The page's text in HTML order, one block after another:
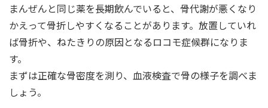
まんぜんと同じ薬を長期飲んでいると、骨代謝が悪くなり
かえって骨折しやすくなることがあります。放置していれ
ば骨折や、ねたきりの原因となるロコモ症候群になりま
す。
まずは正確な骨密度を測り、血液検査で骨の様子を調べま
しょう。